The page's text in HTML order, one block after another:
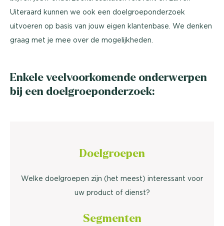
Uiteraard kunnen we ook een doelgroeponderzoek
uitvoeren op basis van jouw eigen klantenbase. We denken
graag met je mee over de mogelijkheden.
Enkele veelvoorkomende onderwerpen
bij een doelgroeponderzoek:
Doelgroepen
Welke doelgroepen zijn (het meest) interessant voor
uw product of dienst?
Segmenten